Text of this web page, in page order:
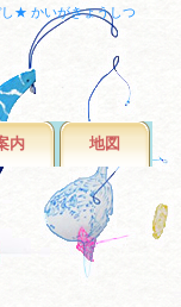
し★ かいがきょうしつ
内 地図